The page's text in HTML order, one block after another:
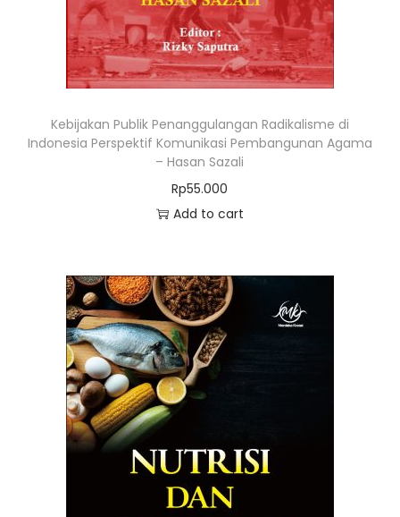
Kebijakan Publik Penanggulangan Radikalisme di
Indonesia Perspektif Komunikasi Pembangunan Agama
– Hasan Sazali
Rp55.000
Add to cart